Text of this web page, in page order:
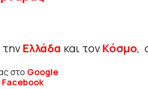
Ελλάδα και τον Κόσμο,
στο Google
Facebook